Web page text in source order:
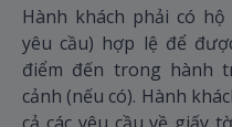
Hành khách phải có
yêu cầu) hợp lệ để
điểm đến trong hành
cảnh (nếu có). Hành